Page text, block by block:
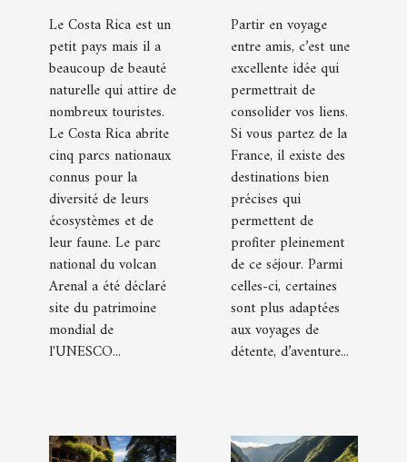
de
personnes
au Costa
Rica
Le Costa Rica est un
petit pays mais il a
beaucoup de beauté
naturelle qui attire de
nombreux touristes.
Le Costa Rica abrite
cinq parcs nationaux
connus pour la
diversité de leurs
écosystèmes et de
leur faune. Le parc
national du volcan
Arenal a été déclaré
site du patrimoine
mondial de
l'UNESCO...
entre amis
depuis la
France ?
Partir en voyage
entre amis, c’est une
excellente idée qui
permettrait de
consolider vos liens.
Si vous partez de la
France, il existe des
destinations bien
précises qui
permettent de
profiter pleinement
de ce séjour. Parmi
celles-ci, certaines
sont plus adaptées
aux voyages de
détente, d’aventure...